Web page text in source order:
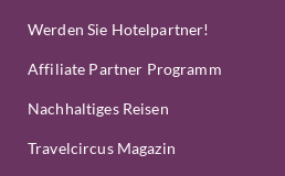
Werden Sie Hotelpartner!
Affiliate Partner Programm
Nachhaltiges Reisen
Travelcircus Magazin